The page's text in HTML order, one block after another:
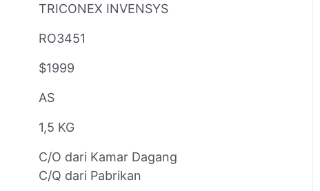
TRICONEX INVENSYS
RO3451
$1999
AS
1,5 KG
C/O dari Kamar Dagang
C/Q dari Pabrikan